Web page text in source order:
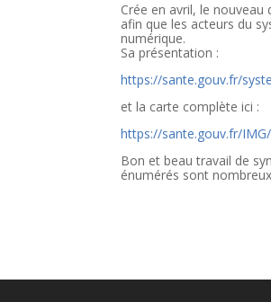
Crée en avril, le
afin que les acteurs du
numérique.
Sa présentation :
https://sante.gouv.fr/
et la carte complète ici :
https://sante.gouv.fr/
Bon et beau travail de
énumérés sont